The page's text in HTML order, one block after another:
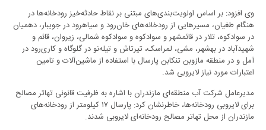
وی افزود: بر اساس اولویت‌بندی‌های مبتنی بر نقاط حادثه‌خیز رودخانه‌ها در
هنگام طغیان، مسیرهایی از رودخانه‌های خان‌رود و سیاهرود در جویبار، دهمیان
در سوادکوه، تلار در قائمشهر و سوادکوه و سوادکوه شمالی، زیروان، قائم و
شهیدآباد در بهشهر، مشی، لمراسک، تیرتاش و تیله‌نو در گلوگاه و کاری‌رود در
آمل و در منطقه مازوبن تنکابن پارسال با استفاده از ماشین‌آلات و تامین
اعتبارات مورد نیاز لایروبی شد.
مدیرعامل شرکت آب منطقه‌ای مازندران با اشاره به ظرفیت قانونی تهاتر مصالح
برای لایروبی رودخانه‌ها، خاطرنشان کرد: پارسال ۱۷ کیلومتر از رودخانه‌های
مازندران از محل تهاتر مصالح رودخانه‌ای لایروبی شدند.